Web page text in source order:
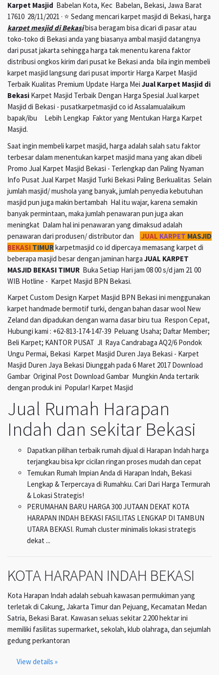
Karpet Masjid Babelan Kota, Kec Babelan, Bekasi, Jawa Barat
17610 28/11/2021 · ⭐ Sedang mencari karpet masjid di Bekasi, harga
karpet mesjid di Bekasibisa beragam bisa dicari di pasar atau
toko-toko di Bekasi anda yang biasanya ambal masjid datangnya
dari pusat jakarta sehingga harga tak menentu karena faktor
distribusi ongkos kirim dari pusat ke Bekasi anda bila ingin membeli
karpet masjid langsung dari pusat importir Harga Karpet Masjid
Terbaik Kualitas Premium Update Harga Mei Jual Karpet Masjid di
Bekasi Karpet Masjid Terbaik Dengan Harga Spesial Jual karpet
Masjid di Bekasi - pusatkarpetmasjid co id Assalamualaikum
bapak/ibu Lebih Lengkap Faktor yang Mentukan Harga Karpet
Masjid.
Saat ingin membeli karpet masjid, harga adalah salah satu faktor
terbesar dalam menentukan karpet masjid mana yang akan dibeli
Promo Jual Karpet Masjid Bekasi - Terlengkap dan Paling Nyaman
Info Pusat Jual Karpet Masjid Turki Bekasi Paling Berkualitas Selain
jumlah masjid/ mushola yang banyak, jumlah penyedia kebutuhan
masjid pun juga makin bertambah Hal itu wajar, karena semakin
banyak permintaan, maka jumlah penawaran pun juga akan
meningkat Dalam hal ini penawaran yang dimaksud adalah
penawaran dari produsen/ distributor dan
JUAL KARPET MASJID
BEKASI TIMURkarpetmasjid co id dipercaya memasang karpet di
beberapa masjid besar dengan jaminan harga JUAL KARPET
MASJID BEKASI TIMUR Buka Setiap Hari jam 08 00 s/d jam 21 00
WIB Hotline - Karpet Masjid BPN Bekasi.
Karpet Custom Design Karpet Masjid BPN Bekasi ini menggunakan
karpet handmade bermotif turki, dengan bahan dasar wool New
Zeland dan dipadukan dengan warna dasar biru tua Respon Cepat,
Hubungi kami : +62-813-174-147-39 Peluang Usaha; Daftar Member;
Beli Karpet; KANTOR PUSAT Jl Raya Candrabaga AQ2/6 Pondok
Ungu Permai, Bekasi Karpet Masjid Duren Jaya Bekasi - Karpet
Masjid Duren Jaya Bekasi Diunggah pada 6 Maret 2017 Download
Gambar Original Post Download Gambar Mungkin Anda tertarik
dengan produk ini Popular! Karpet Masjid
Jual Rumah Harapan
Indah dan sekitar Bekasi
Dapatkan pilihan terbaik rumah dijual di Harapan Indah harga
terjangkau bisa kpr cicilan ringan proses mudah dan cepat
Temukan Rumah Impian Anda di Harapan Indah, Bekasi
Lengkap & Terpercaya di Rumahku. Cari Dari Harga Termurah
& Lokasi Strategis!
PERUMAHAN BARU HARGA 300 JUTAAN DEKAT KOTA
HARAPAN INDAH BEKASI FASILITAS LENGKAP DI TAMBUN
UTARA BEKASI. Rumah cluster minimalis lokasi strategis
dekat ...
KOTA HARAPAN INDAH BEKASI
Kota Harapan Indah adalah sebuah kawasan permukiman yang
terletak di Cakung, Jakarta Timur dan Pejuang, Kecamatan Medan
Satria, Bekasi Barat. Kawasan seluas sekitar 2.200 hektar ini
memiliki fasilitas supermarket, sekolah, klub olahraga, dan sejumlah
gedung perkantoran
View details »